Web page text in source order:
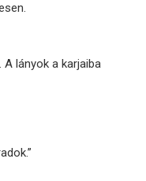
lányok a karjaiba